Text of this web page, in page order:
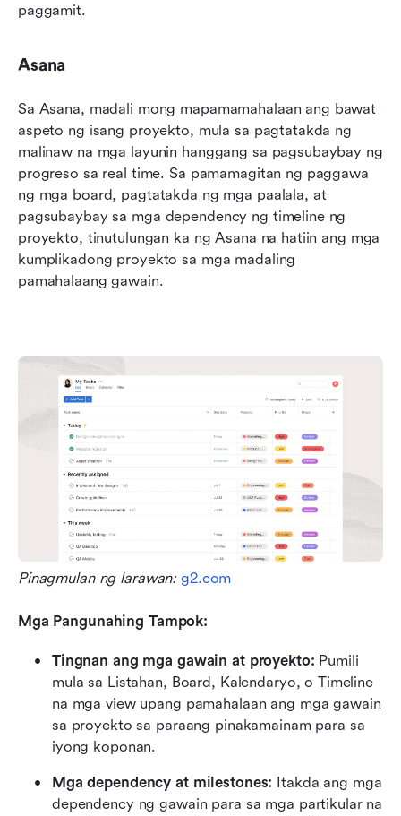
paggamit.
Asana
Sa Asana, madali mong mapamamahalaan ang bawat
aspeto ng isang proyekto, mula sa pagtatakda ng
malinaw na mga layunin hanggang sa pagsubaybay ng
progreso sa real time. Sa pamamagitan ng paggawa
ng mga board, pagtatakda ng mga paalala, at
pagsubaybay sa mga dependency ng timeline ng
proyekto, tinutulungan ka ng Asana na hatiin ang mga
kumplikadong proyekto sa mga madaling
pamahalaang gawain.
Pinagmulan ng larawan: g2.com
Mga Pangunahing Tampok:
Tingnan ang mga gawain at proyekto: Pumili
mula sa Listahan, Board, Kalendaryo, o Timeline
na mga view upang pamahalaan ang mga gawain
sa proyekto sa paraang pinakamainam para sa
iyong koponan.
Mga dependency at milestones: Itakda ang mga
dependency ng gawain para sa mga partikular na